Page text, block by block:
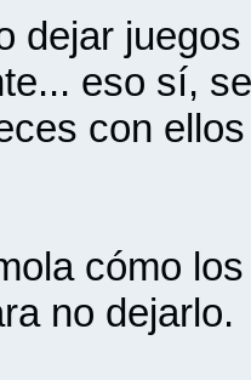
dejar
eso sí,
con
cómo
no dejarlo.